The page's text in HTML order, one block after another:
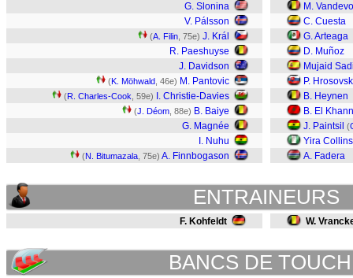
G. Slonina
V. Pálsson
(A. Filin , 75e) J. Král
R. Paeshuyse
J. Davidson
(K. Möhwald , 46e) M. Pantovic
(R. Charles-Cook , 59e) I. Christie-Davies
(J. Déom , 88e) B. Baiye
G. Magnée
I. Nuhu
(N. Bitumazala , 75e) A. Finnbogason
M.
C. Cuesta
G. Arteaga
D. Muñoz
Mujaid
P.
B. Heynen
B. El
J. Paintsil (
Yira
A. Fadera
ENTRAINEURS
F. Kohfeldt W.
BANCS DE